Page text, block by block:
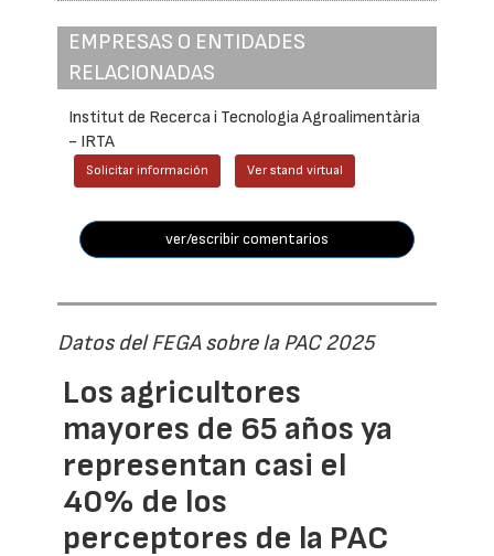
EMPRESAS O ENTIDADES
RELACIONADAS
Institut de Recerca i Tecnologia Agroalimentària
- IRTA
Solicitar información Ver stand virtual
ver/escribir comentarios
Datos del FEGA sobre la PAC 2025
Los agricultores
mayores de 65 años ya
representan casi el
40% de los
perceptores de la PAC